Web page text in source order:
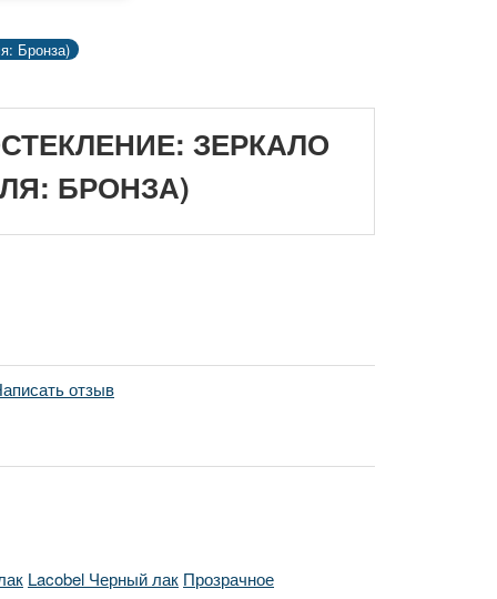
Бронза)
ЗЕРКАЛО
БРОНЗА)
отзыв
Lacobel Черный лак Прозрачное